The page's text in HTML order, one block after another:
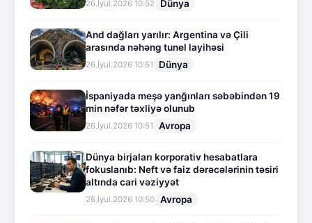
26.İyul.2026 10:52 Dünya
And dağları yarılır: Argentina və Çili
arasında nəhəng tunel layihəsi
26.İyul.2026 10:51 Dünya
İspaniyada meşə yanğınları səbəbindən 19
min nəfər təxliyə olunub
26.İyul.2026 10:51 Avropa
Dünya birjaları korporativ hesabatlara
fokuslanıb: Neft və faiz dərəcələrinin təsiri
altında cari vəziyyət
26.İyul.2026 10:50 Avropa